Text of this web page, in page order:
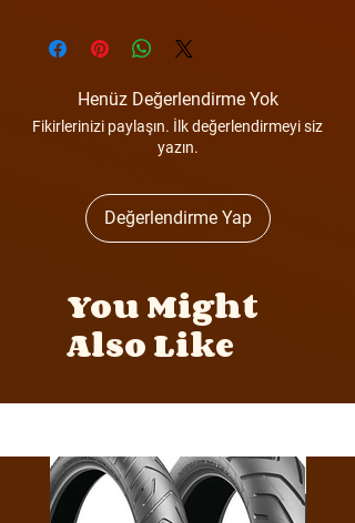
Henüz Değerlendirme Yok
Fikirlerinizi paylaşın. İlk değerlendirmeyi siz
yazın.
Değerlendirme Yap
You Might
Also Like